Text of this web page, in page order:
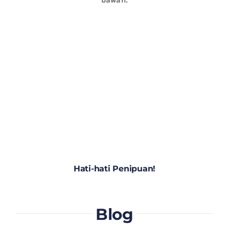
Hati-hati Penipuan!
Blog